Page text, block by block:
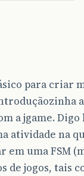
para criar
a jgame. Digo
atividade na
uma FSM
de jogos, tais